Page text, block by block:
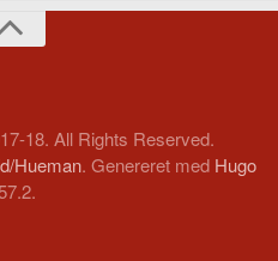
18. All Rights Reserved.
Hueman. Genereret med Hugo